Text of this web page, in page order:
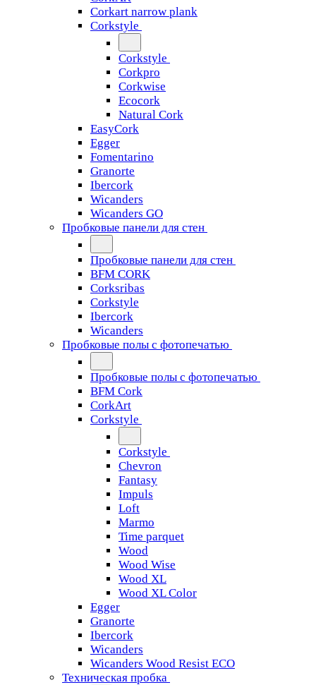
Corkart narrow plank
Corkstyle
Corkstyle
Corkpro
Corkwise
Ecocork
Natural Cork
EasyCork
Egger
Fomentarino
Granorte
Ibercork
Wicanders
Wicanders GO
Пробковые панели для стен
Пробковые панели для стен
BFM CORK
Corksribas
Corkstyle
Ibercork
Wicanders
Пробковые полы с фотопечатью
Пробковые полы с фотопечатью
BFM Cork
CorkArt
Corkstyle
Corkstyle
Chevron
Fantasy
Impuls
Loft
Marmo
Time parquet
Wood
Wood Wise
Wood XL
Wood XL Color
Egger
Granorte
Ibercork
Wicanders
Wicanders Wood Resist ECO
Техническая пробка